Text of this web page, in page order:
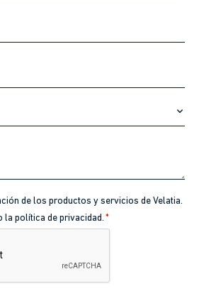
de los productos y servicios de Velatia.
la política de privacidad. *